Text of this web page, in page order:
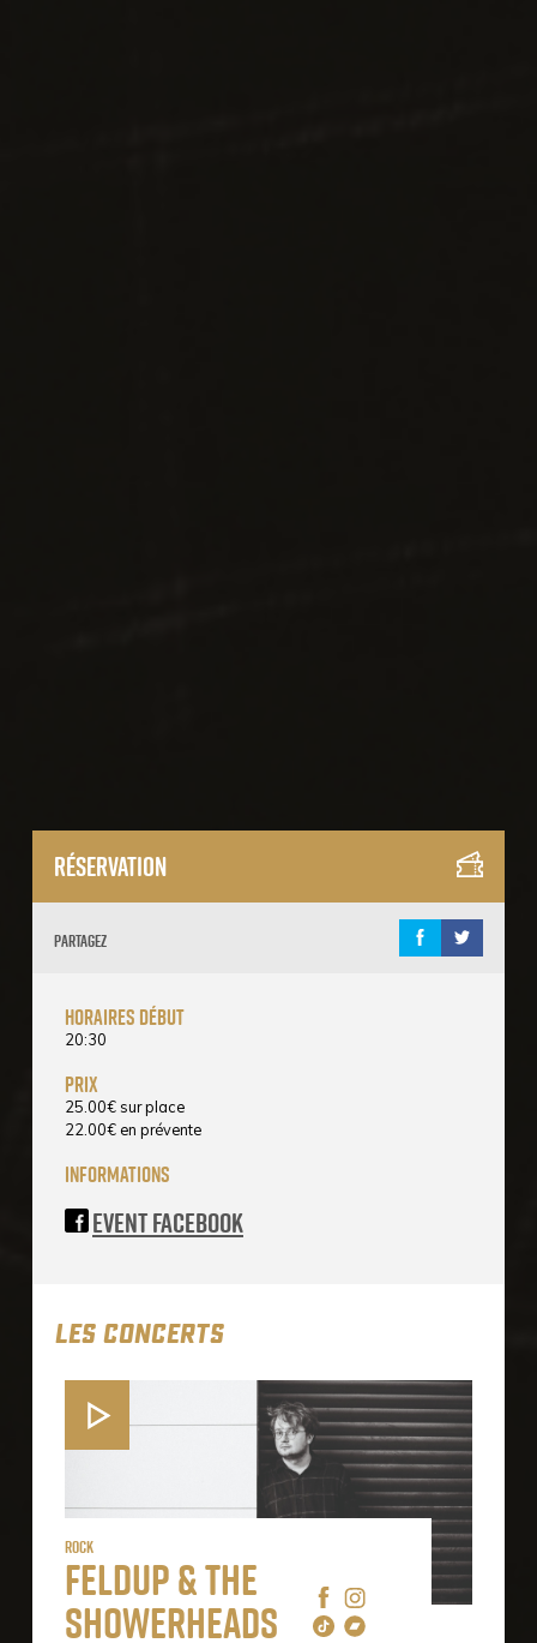
Réservation
Partagez
horaires début
20:30
prix
25.00€ sur place
22.00€ en prévente
informations
Event Facebook
LES CONCERTS
Rock
Feldup & The
Showerheads